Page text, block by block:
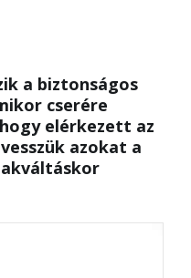
a biztonságos
cserére
elérkezett az
azokat a